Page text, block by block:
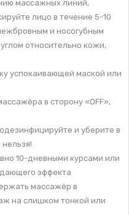
массажных линий,
лицо в течение 5-10
и носогубным
относительно кожи,
успокаивающей маской или
в сторону «OFF»,
и уберите в
10-дневными курсами или
эффекта
массажёр в
на слишком тонкой или